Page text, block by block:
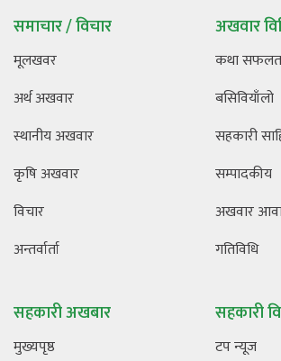
समाचार / विचार
मूलखवर
अर्थ अखवार
स्थानीय अखवार
कृषि अखवार
विचार
अन्तर्वार्ता
अखवार
कथा
बसिवियाँलो
सहकारी
सम्पादकीय
अखवार
गतिविधि
सहकारी अखबार
मुख्यपृष्ठ
सहकारी
टप न्यूज